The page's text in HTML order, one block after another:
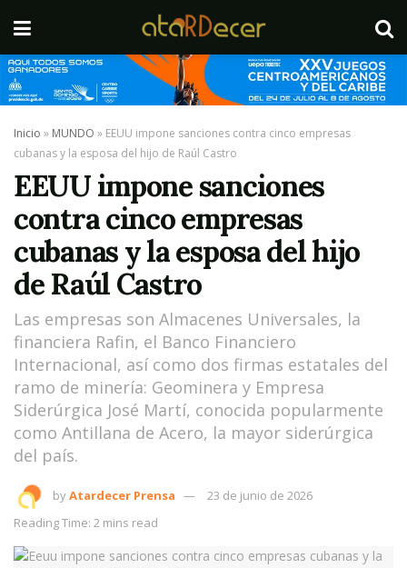
Inicio » MUNDO » EEUU impone sanciones contra cinco empresas
cubanas y la esposa del hijo de Raúl Castro
EEUU impone sanciones
contra cinco empresas
cubanas y la esposa del hijo
de Raúl Castro
Las empresas son Almacenes Universales, la
financiera Rafin, el Banco Financiero
Internacional, así como dos firmas estatales del
ramo de minería: Geominera y Empresa
Siderúrgica José Martí, conocida popularmente
como Antillana de Acero, la mayor siderúrgica
del país.
byAtardecer Prensa
23 de junio de 2026
Reading Time: 2 mins read